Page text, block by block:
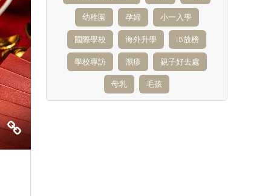
幼稚園 孕婦 小一入學
國際學校 海外升學 IB放榜
學校專訪 濕疹 親子好去處
母乳 毛孩